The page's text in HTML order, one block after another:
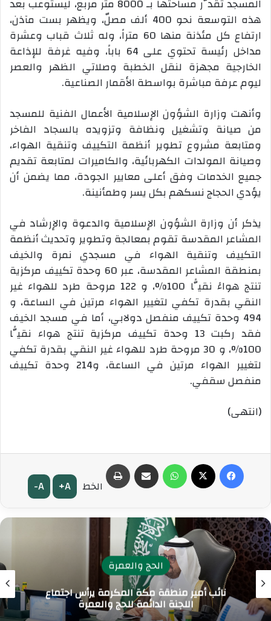
المسجد تقدَّر مساحتها بـ 8000 متر مربع، ليستوعب بعد
هذه التوسعة نحو 400 ألف مصلّ، ويظهر بست مآذن،
ارتفاع كل مئذنة منها 60 متراً، وله ثلاث قباب وعشرة
مداخل رئيسة تحتوي على 64 باباً، وفيه غرفة للإذاعة
الخارجية مجهزة لنقل الخطبة وصلاتي الظهر والعصر
ليوم عرفة مباشرة بواسطة الأقمار الصناعية.
وأنهت وزارة الشؤون الإسلامية الأعمال الفنية للمسجد
من صيانة وتشغيل ونظافة وتزويده بالسجاد الفاخر
ومتابعة مشروع تطوير أنظمة التكييف وتنقية الهواء،
وصيانة المولدات الكهربائية، والكاميرات لمتابعة تقديم
جميع الخدمات وفق أعلى معايير الجودة، مما يضمن أن
يؤدي الحجاج نسكهم بكل يسر وطمأنينة.
يذكر أن وزارة الشؤون الإسلامية والدعوة والإرشاد في
المشاعر المقدسة تقوم بمعالجة وتطوير وتحديث أنظمة
التكييف وتنقية الهواء في مسجدي نمرة والخيف
بمنطقة المشاعر المقدسة، عبر 60 وحدة تكييف مركزية
تنتج هواءً نقيًّا 100%، و 122 مروحة طرد للهواء غير
النقي بقدرة تكفي لتغيير الهواء مرتين في الساعة، و
494 وحدة تكييف منفصل دولابي، أما في مسجد الخيف
فقد ركبت 13 وحدة تكييف مركزية تنتج هواء نقيًّا
100%، و 30 مروحة طرد للهواء غير النقي بقدرة تكفي
لتغيير الهواء مرتين في الساعة، و214 وحدة تكييف
منفصل سقفي.
(انتهى)
الخط A+
A-
الحج والعمرة
نائب أمير منطقة مكة المكرمة يرأس اجتماع
اللجنة الدائمة للحج والعمرة